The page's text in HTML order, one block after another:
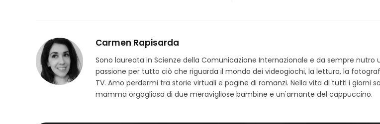
Carmen Rapisarda
Sono laureata in Scienze della Comunicazione Internazionale e da sempre nutro
passione per tutto ciò che riguarda il mondo dei videogiochi, la lettura, la
TV. Amo perdermi tra storie virtuali e pagine di romanzi. Nella vita di tutti i giorni
mamma orgogliosa di due meravigliose bambine e un'amante del cappuccino.